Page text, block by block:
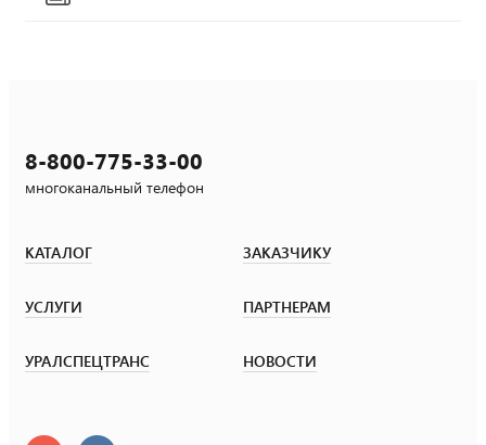
8-800-775-33-00
многоканальный телефон
КАТАЛОГ ЗАКАЗЧИКУ
УСЛУГИ ПАРТНЕРАМ
УРАЛСПЕЦТРАНС НОВОСТИ